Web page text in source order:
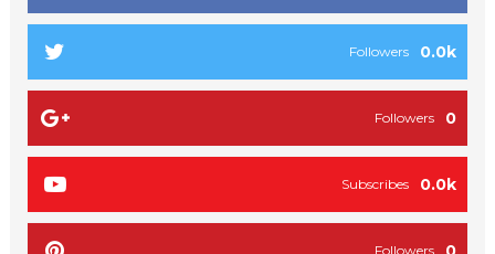
0.0k
Followers
0
Followers
0.0k
Subscribes
Followers